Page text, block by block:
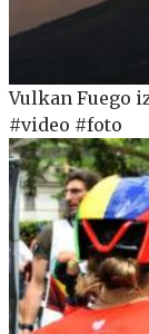
Vulkan Fuego
#video #foto